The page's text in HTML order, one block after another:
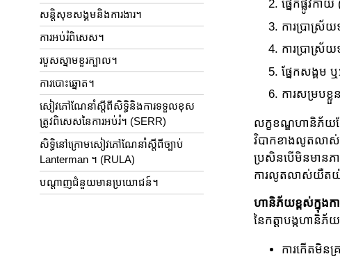
សន្តិសុខសង្គមនិងការងារ។
ការអប់រំពិសេស។
របួសស្នាមខួរក្បាល។
ការបោះឆ្នោត។
សៀវភៅណែនាំស្តីពីសិទ្ធិនិងការទទួលខុស
ត្រូវពិសេសនៃការអប់រំ។ (SERR)
សិទ្ធិនៅក្រោមសៀវភៅណែនាំស្តីពីច្បាប់
Lanterman ។ (RULA)
បណ្តាញជំនួយមានប្រយោជន៍។
ផ្នែកផ្លូវក
ការប្រាស្រ័
ការប្រាស្រ័
ផ្នែកសង្គម
ការសម្របខ្លួ
លក្ខខណ្ឌហានិភ័យ
វិបាកខាងលូតលាស់
ប្រសិនបើមិនមានភា
ការលូតលាស់យឺតយ៉
ហានិភ័យខ្ពស់ក្នុងក
នៃកត្តាបង្កហានិភ័
ការកើតមិន